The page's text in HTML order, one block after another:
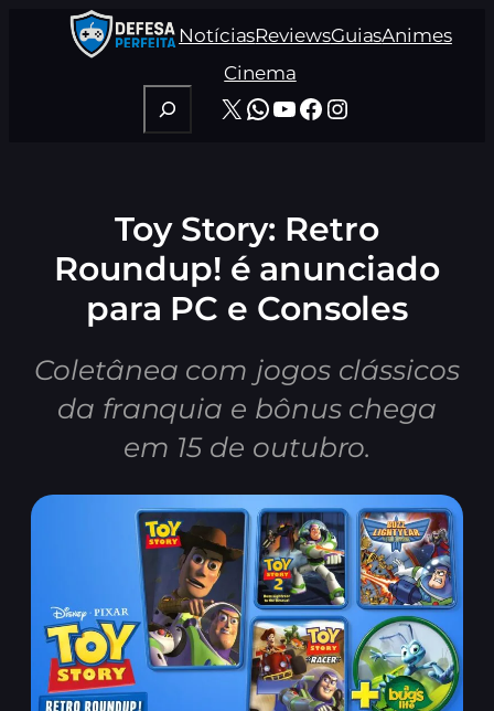
NotíciasReviewsGuiasAnimes
Cinema
Pesquisar
X WhatsApp
Youtube
Facebook
Instagram
Toy Story: Retro
Roundup! é anunciado
para PC e Consoles
Coletânea com jogos clássicos
da franquia e bônus chega
em 15 de outubro.